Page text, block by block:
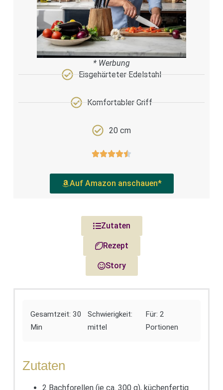
* Werbung
Eisgehärteter Edelstahl
Komfortabler Griff
20 cm
Auf Amazon anschauen*
Zutaten
Rezept
Story
Gesamtzeit: 30
Min
Schwierigkeit:
mittel
Für: 2
Portionen
Zutaten
2 Bachforellen (je ca. 300 g), küchenfertig